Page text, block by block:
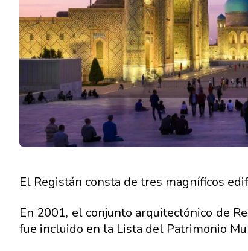
El Registán consta de tres magníficos
En 2001, el conjunto arquitectónico de
fue incluido en la Lista del Patrimonio